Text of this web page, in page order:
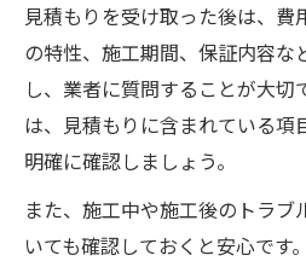
見積もりを受け取った後は、費
の特性、施工期間、保証内容な
し、業者に質問することが大切
は、見積もりに含まれている項
明確に確認しましょう。
また、施工中や施工後のトラブ
いても確認しておくと安心です